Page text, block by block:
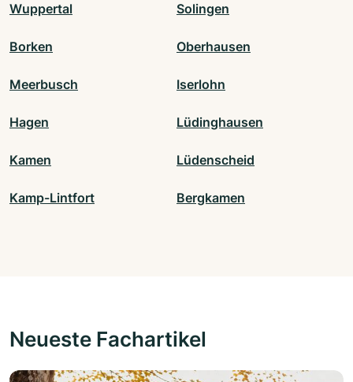
Wuppertal Solingen
Borken Oberhausen
Meerbusch Iserlohn
Hagen Lüdinghausen
Kamen Lüdenscheid
Kamp-Lintfort Bergkamen
Neueste Fachartikel